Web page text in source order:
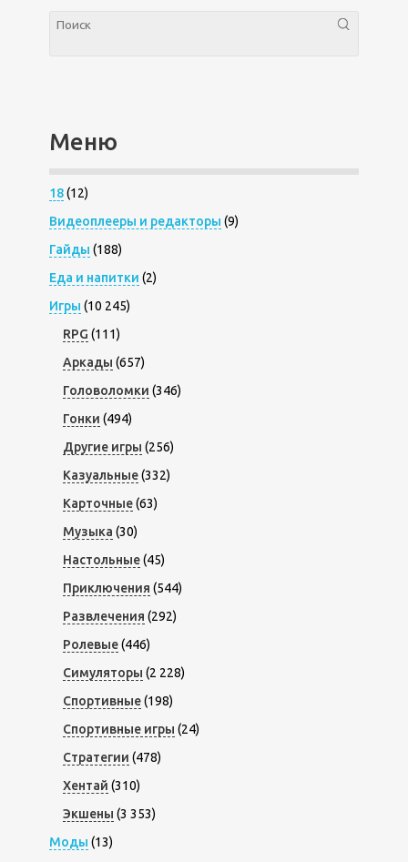
Меню
18(12)
Видеоплееры и редакторы (9)
Гайды (188)
Еда и напитки (2)
Игры (10 245)
RPG (111)
Аркады (657)
Головоломки (346)
Гонки (494)
Другие игры (256)
Казуальные(332)
Карточные(63)
Музыка (30)
Настольные(45)
Приключения (544)
Развлечения (292)
Ролевые(446)
Симуляторы (2 228)
Спортивные(198)
Спортивные игры (24)
Стратегии (478)
Хентай (310)
Экшены (3 353)
Моды (13)